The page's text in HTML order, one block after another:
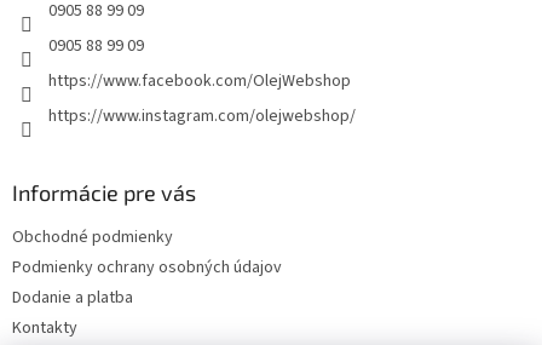
0905 88 99 09
0905 88 99 09
https://www.facebook.com/OlejWebshop
https://www.instagram.com/olejwebshop/
Informácie pre vás
Obchodné podmienky
Podmienky ochrany osobných údajov
Dodanie a platba
Kontakty